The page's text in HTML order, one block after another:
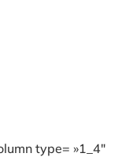
type= »1_4″